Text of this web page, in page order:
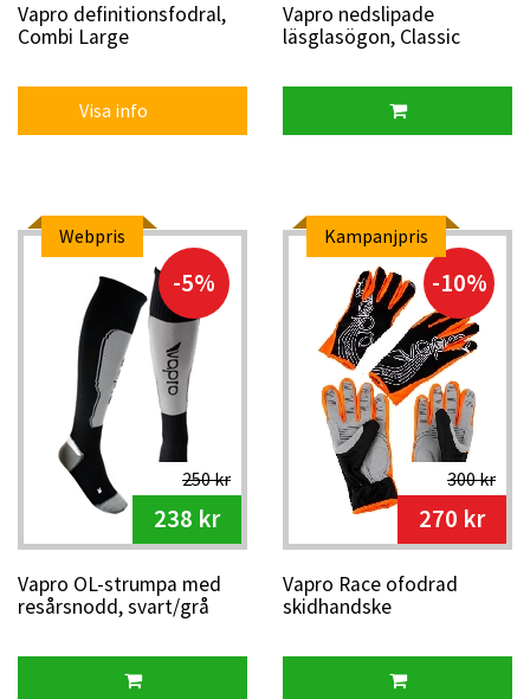
Vapro definitionsfodral,
Combi Large
Visa info
Vapro nedslipade
läsglasögon, Classic
Webpris
-5%
250 kr
238 kr
Vapro OL-strumpa med
resårsnodd, svart/grå
Kampanjpris
-10%
300 kr
270 kr
Vapro Race ofodrad
skidhandske